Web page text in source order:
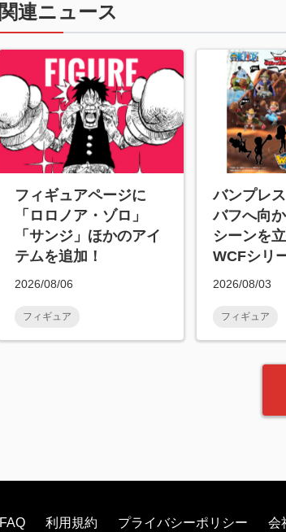
関連ニュース
フィギュアページに
「ロロノア・ゾロ」
「サンジ」ほかのアイ
テムを追加！
2026/08/06
フィギュア
バンプレ
バフへ向
シーンを
WCFシリ
2026/08/03
フィギュア
FAQ 利用規約 プライバシーポリシー 会